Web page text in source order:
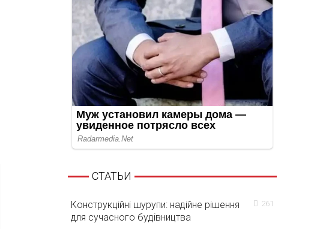
СТАТЬИ
Конструкційні шурупи: надійне рішення
для сучасного будівництва
261